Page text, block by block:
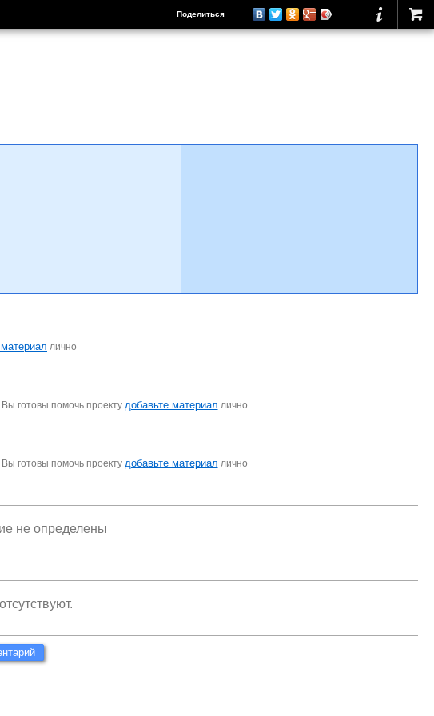
Поделиться
лично
готовы помочь проекту добавьте материал лично
готовы помочь проекту добавьте материал лично
не определены